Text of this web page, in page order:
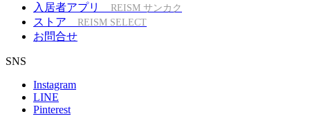
入居者アプリ REISM サンカク
ストア REISM SELECT
お問合せ
SNS
Instagram
LINE
Pinterest